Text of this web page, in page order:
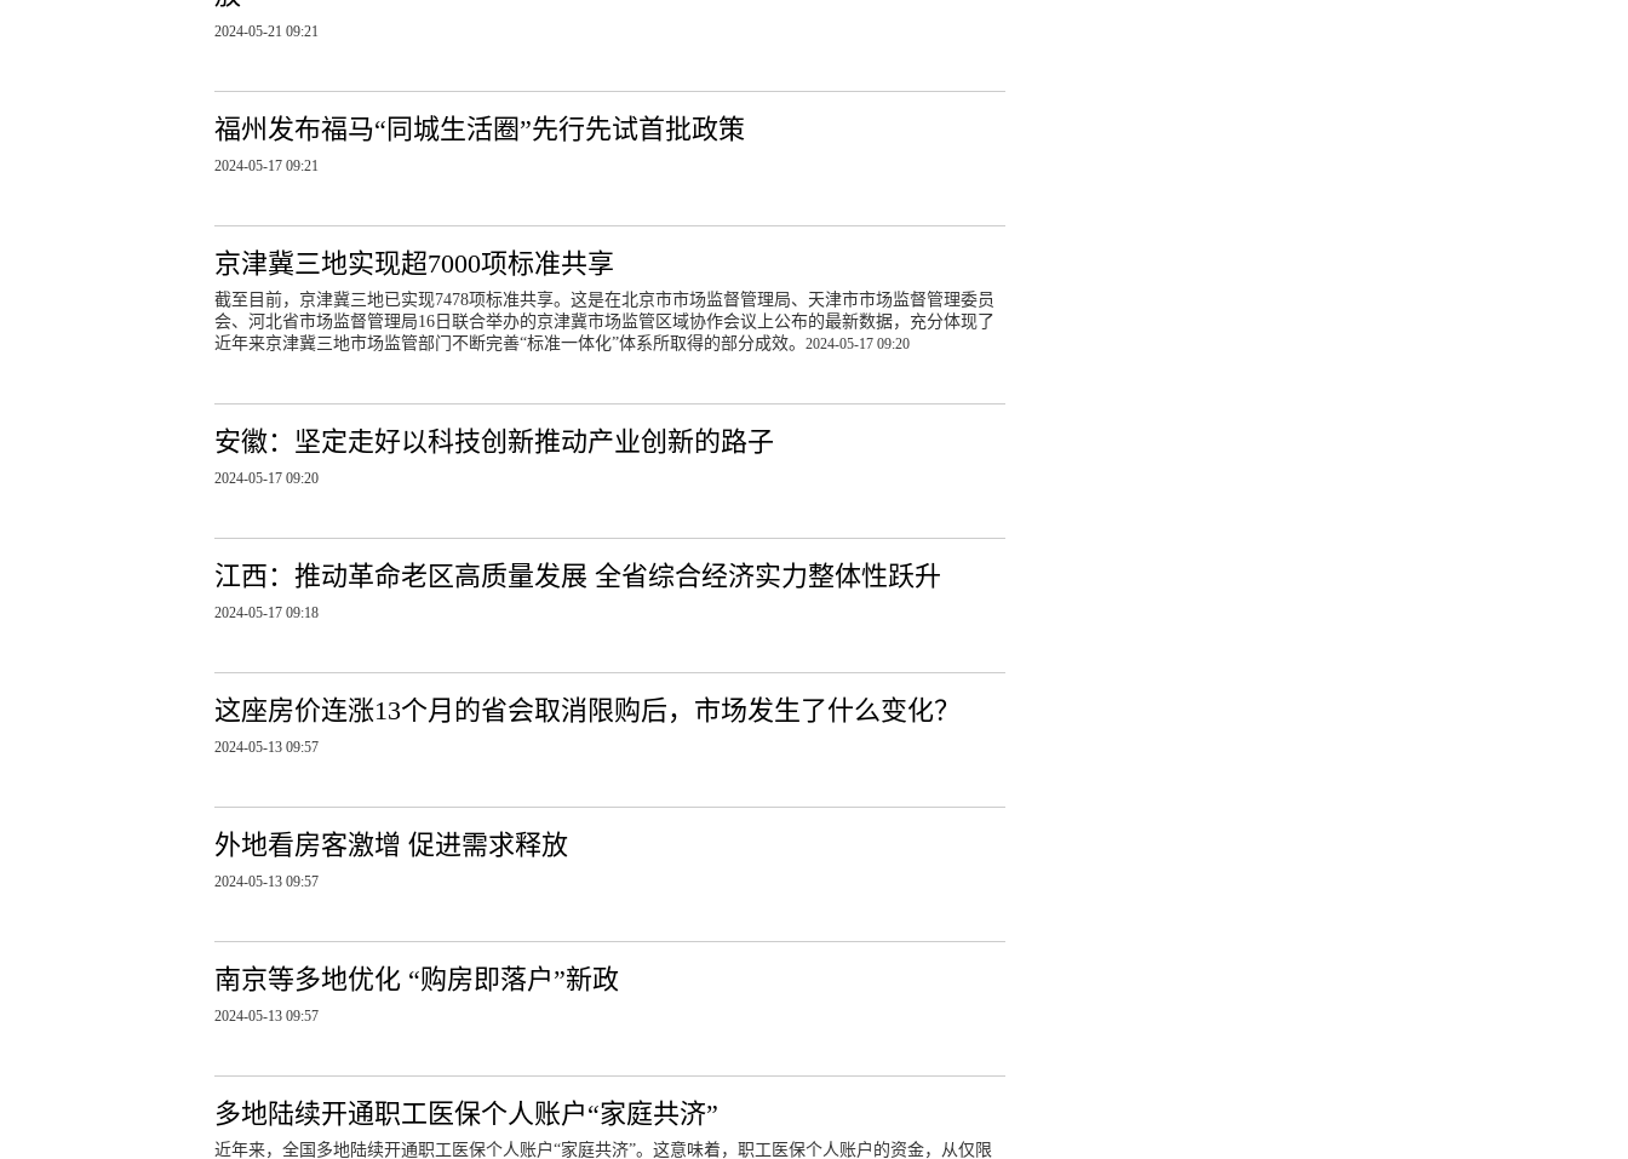
2024-05-21 09:21
福州发布福马“同城生活圈”先行先试首批政策
2024-05-17 09:21
京津冀三地实现超7000项标准共享
截至目前，京津冀三地已实现7478项标准共享。这是在北京市市场监督管理局、天津市市场监督管理委员
会、河北省市场监督管理局16日联合举办的京津冀市场监管区域协作会议上公布的最新数据，充分体现了
近年来京津冀三地市场监管部门不断完善“标准一体化”体系所取得的部分成效。 2024-05-17 09:20
安徽：坚定走好以科技创新推动产业创新的路子
2024-05-17 09:20
江西：推动革命老区高质量发展 全省综合经济实力整体性跃升
2024-05-17 09:18
这座房价连涨13个月的省会取消限购后，市场发生了什么变化？
2024-05-13 09:57
外地看房客激增 促进需求释放
2024-05-13 09:57
南京等多地优化 “购房即落户”新政
2024-05-13 09:57
多地陆续开通职工医保个人账户“家庭共济”
近年来，全国多地陆续开通职工医保个人账户“家庭共济”。这意味着，职工医保个人账户的资金，从仅限